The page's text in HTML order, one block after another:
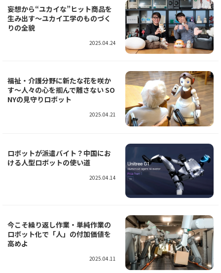
妄想から“ユカイな”ヒット商品を
生み出す～ユカイ工学のものづく
りの全貌
2025.04.24
福祉・介護分野に新たな花を咲か
す～人々の心を掴んで離さない SO
NYの見守りロボット
2025.04.21
ロボットが派遣バイト？中国にお
ける人型ロボットの使い道
2025.04.14
今こそ繰り返し作業・単純作業の
ロボット化で「人」の付加価値を
高めよ
2025.04.11